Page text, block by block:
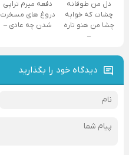
دل من طوفانه
چشات که خوابه
چشا من هنو تاره
–
دفعه میرم تراپی
دروغ‌ های مسخرت
شدن چه عادی –
دیدگاه خود را بگذارید